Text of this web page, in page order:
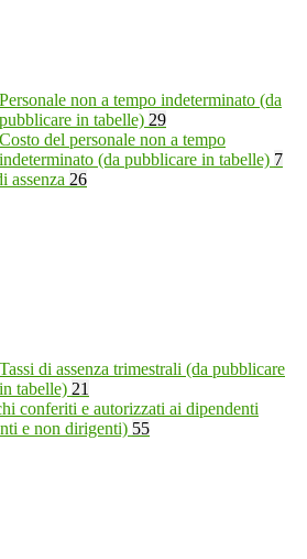
Personale non a tempo indeterminato (da
pubblicare in tabelle) 29
Costo del personale non a tempo
indeterminato (da pubblicare in tabelle) 7
assenza 26
Tassi di assenza trimestrali (da pubblicare
in tabelle) 21
conferiti e autorizzati ai dipendenti
e non dirigenti) 55